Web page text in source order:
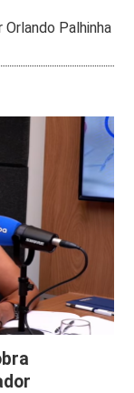
Palhinha